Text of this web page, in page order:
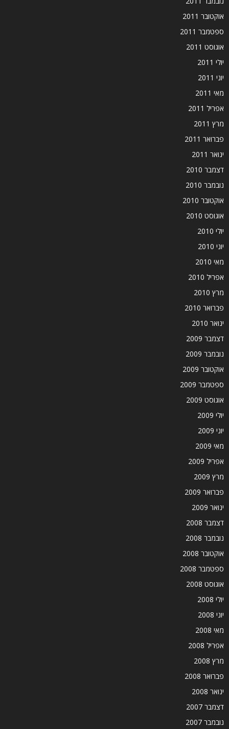
אוקטובר 2011
ספטמבר 2011
אוגוסט 2011
יולי 2011
יוני 2011
מאי 2011
אפריל 2011
מרץ 2011
פברואר 2011
ינואר 2011
דצמבר 2010
נובמבר 2010
אוקטובר 2010
אוגוסט 2010
יולי 2010
יוני 2010
מאי 2010
אפריל 2010
מרץ 2010
פברואר 2010
ינואר 2010
דצמבר 2009
נובמבר 2009
אוקטובר 2009
ספטמבר 2009
אוגוסט 2009
יולי 2009
יוני 2009
מאי 2009
אפריל 2009
מרץ 2009
פברואר 2009
ינואר 2009
דצמבר 2008
נובמבר 2008
אוקטובר 2008
ספטמבר 2008
אוגוסט 2008
יולי 2008
יוני 2008
מאי 2008
אפריל 2008
מרץ 2008
פברואר 2008
ינואר 2008
דצמבר 2007
נובמבר 2007